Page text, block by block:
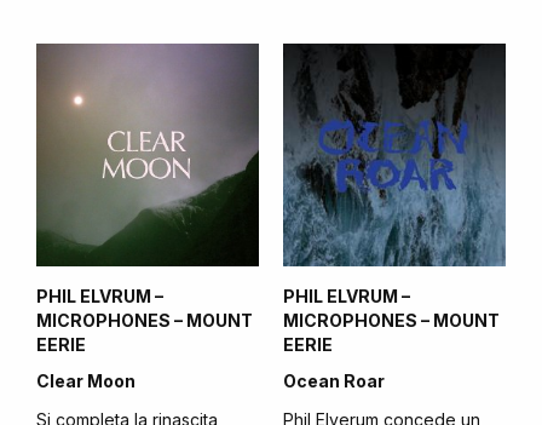
PHIL ELVRUM –
MICROPHONES – MOUNT
EERIE
Clear Moon
Si completa la rinascita
PHIL ELVRUM –
MICROPHONES – MOUNT
EERIE
Ocean Roar
Phil Elverum concede un